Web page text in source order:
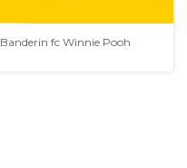
Banderin fc Winnie Pooh